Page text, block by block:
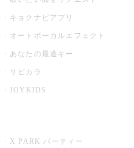
キョクナビアプリ
オートボーカルエフェクト
あなたの最適キー
サビカラ
JOYKIDS
X PARK パーティー